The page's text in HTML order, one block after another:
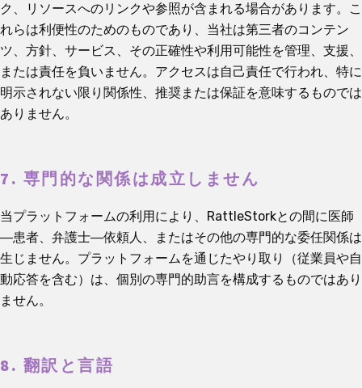
ク、リソースへのリンクや参照が含まれる場合があります。こ
れらは利便性のためのものであり、当社は第三者のコンテン
ツ、方針、サービス、その正確性や利用可能性を管理、支援、
または責任を負いません。アクセスは自己責任で行われ、特に
明示されない限り関係性、推奨または保証を意味するものでは
ありません。
7. 専門的な関係は成立しません
当プラットフォームの利用により、RattleStorkとの間に医師
―患者、弁護士―依頼人、またはその他の専門的な委任関係は
生じません。プラットフォームを通じたやり取り（従業員や自
動応答を含む）は、個別の専門的助言を構成するものではあり
ません。
8. 翻訳と言語